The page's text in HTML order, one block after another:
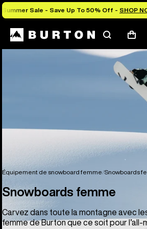
Summer Sale - Save Up To 50% Off - SHOP
Rechercher
Équipement de snowboard femme Snowboards
Snowboards femme
Carvez dans toute la montagne avec
femme de Burton que ce soit pour l’all-